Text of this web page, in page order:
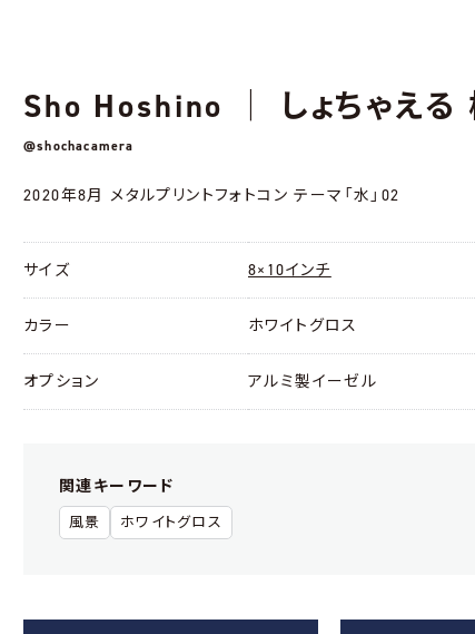
Sho Hoshino │ しょちゃえる
@shochacamera
2020年8月 メタルプリントフォトコン テーマ「水」02
サイズ 8×10インチ
カラー ホワイトグロス
オプション アルミ製イーゼル
関連キーワード
風景 ホワイトグロス